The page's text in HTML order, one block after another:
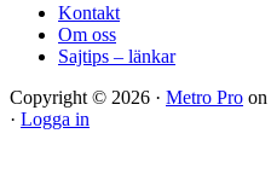
Kontakt
Om oss
Sajtips – länkar
Copyright © 2026 · Metro Pro on
· Logga in